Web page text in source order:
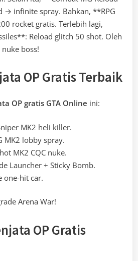
→ infinite spray. Bahkan, **RPG
rocket gratis. Terlebih lagi,
Reload glitch 50 shot. Oleh
boss!
OP Gratis Terbaik
OP gratis GTA Online ini:
MK2 heli killer.
MK2 lobby spray.
MK2 CQC nuke.
Launcher + Sticky Bomb.
one-hit car.
Arena War!
OP Gratis